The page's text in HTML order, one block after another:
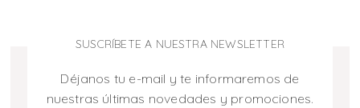
SUSCRÍBETE A NUESTRA NEWSLETTER
Déjanos tu e-mail y te informaremos de
nuestras últimas novedades y promociones.